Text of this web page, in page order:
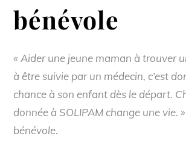
bénévole
« Aider une jeune maman à trouver
à être suivie par un médecin, c’est
chance à son enfant dès le départ.
donnée à SOLIPAM change une vie.
bénévole.